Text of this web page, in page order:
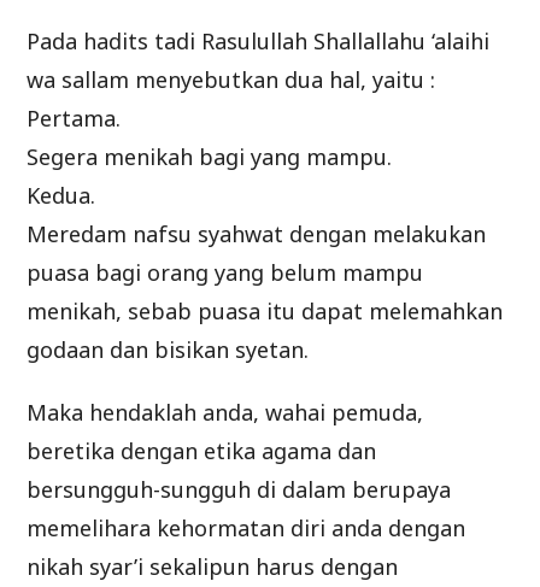
Pada hadits tadi Rasulullah Shallallahu ‘alaihi
wa sallam menyebutkan dua hal, yaitu :
Pertama.
Segera menikah bagi yang mampu.
Kedua.
Meredam nafsu syahwat dengan melakukan
puasa bagi orang yang belum mampu
menikah, sebab puasa itu dapat melemahkan
godaan dan bisikan syetan.
Maka hendaklah anda, wahai pemuda,
beretika dengan etika agama dan
bersungguh-sungguh di dalam berupaya
memelihara kehormatan diri anda dengan
nikah syar’i sekalipun harus dengan